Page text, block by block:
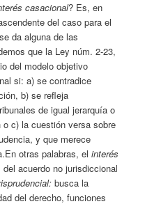
casacional? Es, en
del caso para el
da alguna de las
que la Ley núm. 2-23,
del modelo objetivo
si: a) se contradice
b) se refleja
de igual jerarquía o
c) la cuestión versa sobre
y que merece
otras palabras, elinterés
acuerdo no jurisdiccional
busca la
del derecho, funciones